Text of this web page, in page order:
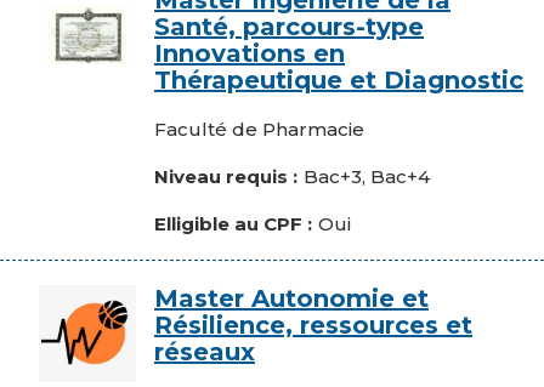
Santé, parcours-type
Innovations en
Thérapeutique et Diagnostic
Composante
Faculté de Pharmacie
Niveau requis Bac+3, Bac+4
Elligible au CPF Oui
Master Autonomie et
Résilience, ressources et
réseaux